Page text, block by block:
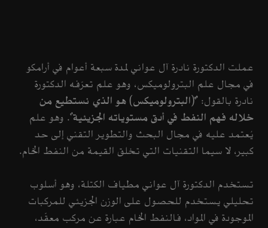
عملت الدكتورة نادرة آل عواني لمدة سبعة أعوام في أرامكو
في مجال علم البترولوميكس، وهو علم تعرّفه الدكتورة
نادرة بالقول: "(البترولوميكس) هو الذي نستطيع من
خلاله فهم النفط في أدق مستوياته الجزيئية". وهو علم
يُعتمد عليه في مجال البحث والتطوير التقني إلى حد
كبير، لا سيما التقنيات التي تخلق القيمة من النفط الخام.
تستخدم الدكتورة آل عواني مطياف الكتلة، وهو أسلوب
تحليلي يستخدم للحصول على الوزن الجزيئي للمركبات
الموجودة في المواد، فالنفط الخام عبارة عن مركب معقّد،